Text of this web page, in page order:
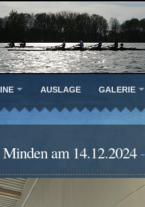
AUSLAGE GALERIE
am 14.12.2024-